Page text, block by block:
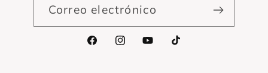
Correo electrónico
FacebookInstagramYouTubeTikTok